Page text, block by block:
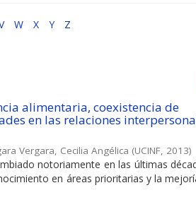
W X Y
Z
alimentaria, coexistencia de
en las relaciones
Vergara, Cecilia Angélica (UCINF, 2013)
notoriamente en las últimas
en áreas prioritarias y la